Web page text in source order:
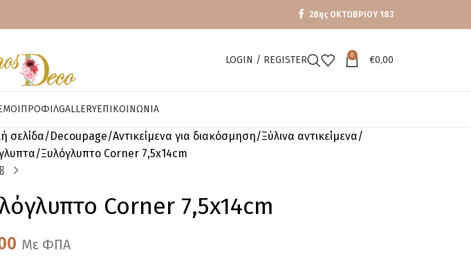
28ης ΟΚΤΩΒΡΙΟΥ 183
LOGIN / REGISTER 0 €0,00
ΠΡΟΦΊΛGALLERYΕΠΙΚΟΙΝΩΝΊΑ
σελίδα Decoupage Αντικείμενα για διακόσμηση Ξύλινα αντικείμενα
Ξυλόγλυπτο Corner 7,5x14cm
Corner 7,5x14cm
Με ΦΠΑ